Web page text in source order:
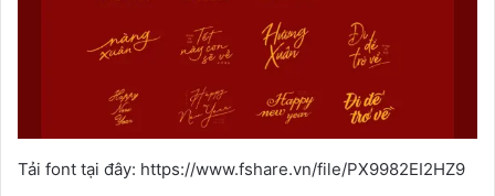
Tải font tại đây: https://www.fshare.vn/file/PX9982EI2HZ9